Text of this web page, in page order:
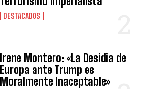
DESTACADOS
Irene Montero: «La Desidia de
Europa ante Trump es
Moralmente Inaceptable»